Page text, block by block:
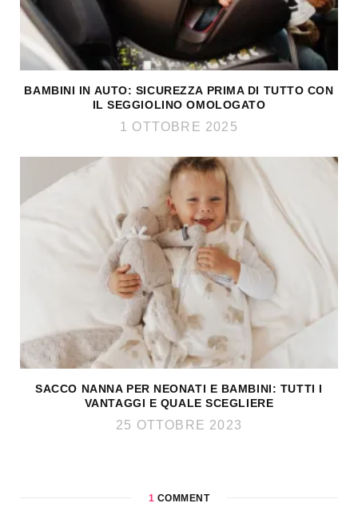
BAMBINI IN AUTO: SICUREZZA PRIMA DI TUTTO CON
IL SEGGIOLINO OMOLOGATO
1 OTTOBRE 2025
SACCO NANNA PER NEONATI E BAMBINI: TUTTI I
VANTAGGI E QUALE SCEGLIERE
25 OTTOBRE 2023
1 COMMENT